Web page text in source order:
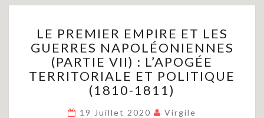
PREMIER
EMPIRE
ET
LES
GUERRES
NAPOLÉONIENNES
(PARTIE
LE PREMIER EMPIRE ET LES
GUERRES NAPOLÉONIENNES
(PARTIE VII) : L’APOGÉE
TERRITORIALE ET POLITIQUE
(1810-1811)
19 Juillet 2020 Virgile